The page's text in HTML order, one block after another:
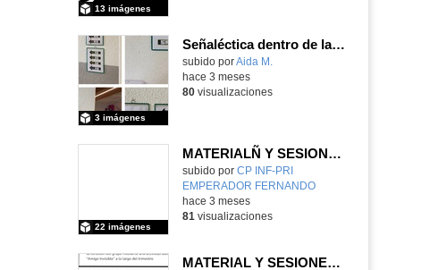
13 imágenes
Señaléctica dentro de las instalaciones del centro ordinario
Contenido educativo.
subido porAida M.
3 imágenes
hace 3 meses
80visualizaciones
MATERIALÑ Y SESIONES 3º CICLO
Contenido educativo.
subido por CP INF-PRI
EMPERADOR FERNANDO
22 imágenes
-
hace 3 meses
81 visualizaciones
MATERIAL Y SESIONES 2º CICLO